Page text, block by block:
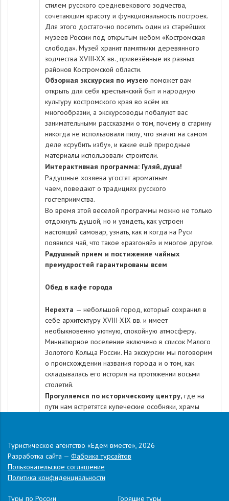
стилем русского средневекового зодчества,
сочетающим красоту и функциональность построек.
Для этого достаточно посетить один из старейших
музеев России под открытым небом «Костромская
слобода». Музей хранит памятники деревянного
зодчества XVIII-XX вв., привезённые из разных
районов Костромской области.
Обзорная экскурсия по музею поможет вам
открыть для себя крестьянский быт и народную
культуру костромского края во всём их
многообразии, а экскурсоводы побалуют вас
занимательными рассказами о том, почему в старину
никогда не использовали пилу, что значит на самом
деле «срубить избу», и какие ещё природные
материалы использовали строители.
Интерактивная программа: Гуляй, душа!
Радушные хозяева угостят ароматным
чаем, поведают о традициях русского
гостеприимства.
Во время этой веселой программы можно не только
отдохнуть душой, но и увидеть, как устроен
настоящий самовар, узнать, как и когда на Руси
появился чай, что такое «разгоняй» и многое другое.
Радушный прием и постижение чайных
премудростей гарантированы всем
Обед в кафе города
Нерехта — небольшой город, который сохранил в
себе архитектуру XVIII-XIX вв. и имеет
необыкновенно уютную, спокойную атмосферу.
Миниатюрное поселение включено в список Малого
Золотого Кольца России. На экскурсии мы поговорим
о происхождении названия города и о том, как
складывалась его история на протяжении восьми
столетий.
Прогуляемся по историческому центру, где на
пути нам встретятся купеческие особняки, храмы
представление о жизни русской провинции, пожалуй,
не найти.
Отъезд в Тулу.
Гостиница / Условия 2-местное
Туристическое агентство «Едем вместе», 2026
Разработка сайта — Фабрика турсайтов
Пользовательское соглашение
Политика конфиденциальности
Туры по России Горящие туры